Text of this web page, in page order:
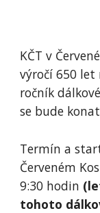
KČT v
výročí 650 let
ročník
se bude
Termín a
Červeném
9:30 hodin
tohoto